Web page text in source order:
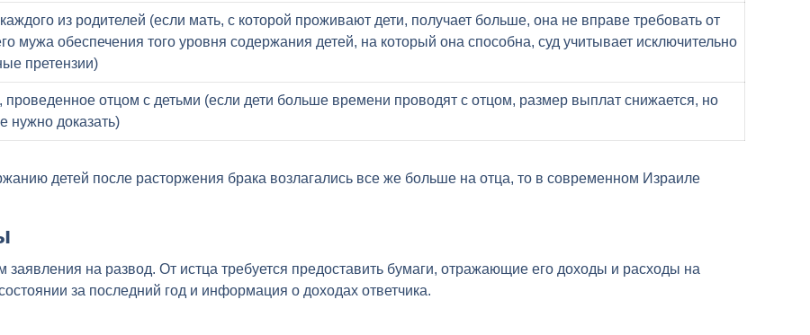
из родителей (если мать, с которой проживают дети, получает больше, она не вправе требовать от
мужа обеспечения того уровня содержания детей, на который она способна, суд учитывает исключительно
претензии)
проведенное отцом с детьми (если дети больше времени проводят с отцом, размер выплат снижается, но
нужно доказать)
детей после расторжения брака возлагались все же больше на отца, то в современном Израиле
на развод. От истца требуется предоставить бумаги, отражающие его доходы и расходы на
за последний год и информация о доходах ответчика.